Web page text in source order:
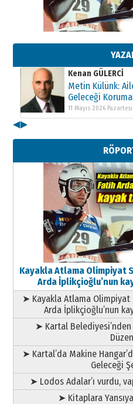
Kenan GÜLERCİ
Metin Külünk:
11 Mayıs 2026 Pazartesi
Kenan GÜLERCİ
Metin Külünk:
Geleceği
11 Mayıs 2026 Pazartesi
Metin Külünk:
Geleceği
11 Mayıs 2026 Pazartesi
◀▶
Kayakla Atlama Olimpiyat
Arda İplikçioğlu’nun
➤ Kayakla Atlama Olimpiyat
Arda İplikçioğlu’nun
➤ Kartal
➤ Kartal’da Makine
Geleceği
➤ Lodos Adalar’ı vurdu,
➤ Kitaplara